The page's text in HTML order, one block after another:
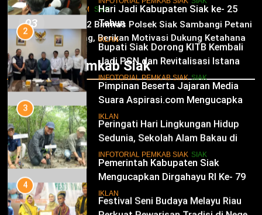
Hari Jadi Kabupaten Siak ke- 25
Tahun
IKLAN
12
Pimpinan Beserta Jajaran Media
Suara Aspirasi.com Mengucapkan
Selamat HUT RI Ke-79
IKLAN
13
Pemerintah Kabupaten Siak
Mengucapkan Dirgahayu RI Ke- 79
IKLAN
03
HUKRIM SIAK
Panit 2 Binmas Polsek Siak Sambangi Petani
Jagung, Berikan Motivasi Dukung Ketahanan
Pangan Nasional
Infotorial Pemkab Siak
2
Bupati Siak Dorong KITB Kembali
Jadi PSN dan Revitalisasi Istana
Kesultanan Siak
INFOTORIAL PEMKAB SIAK
3
Peringati Hari Lingkungan Hidup
Sedunia, Sekolah Alam Bakau di
Siak Cetak Generasi Penjaga
Pesisir
4
Festival Seni Budaya Melayu Riau
Perkuat Pewarisan Tradisi di Negeri